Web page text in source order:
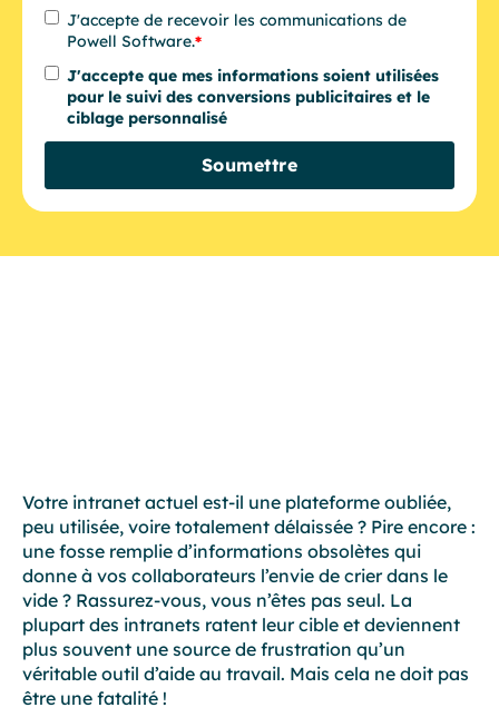
J'accepte de recevoir les communications de
Powell Software.*
J'accepte que mes informations soient utilisées
pour le suivi des conversions publicitaires et le
ciblage personnalisé
Votre intranet actuel est-il une plateforme oubliée,
peu utilisée, voire totalement délaissée ? Pire encore :
une fosse remplie d’informations obsolètes qui
donne à vos collaborateurs l’envie de crier dans le
vide ? Rassurez-vous, vous n’êtes pas seul. La
plupart des intranets ratent leur cible et deviennent
plus souvent une source de frustration qu’un
véritable outil d’aide au travail. Mais cela ne doit pas
être une fatalité !